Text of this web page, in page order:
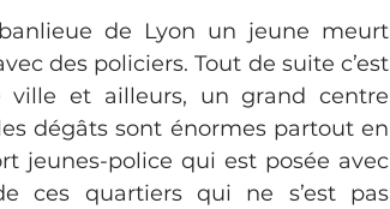
de Lyon un jeune meurt
des policiers. Tout de suite c’est
et ailleurs, un grand centre
dégâts sont énormes partout en
jeunes-police qui est posée avec
ces quartiers qui ne s’est pas